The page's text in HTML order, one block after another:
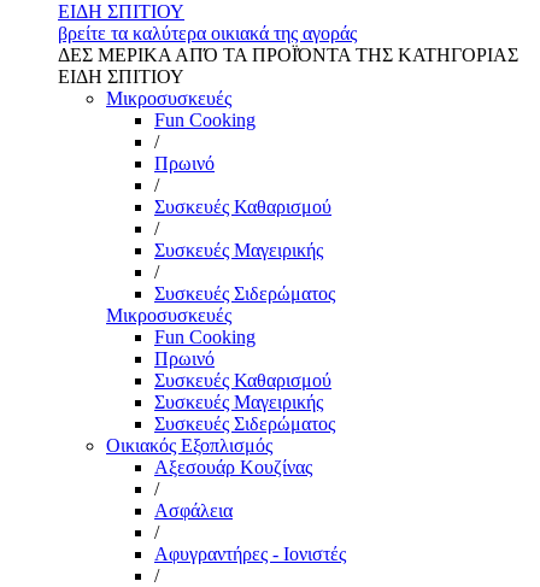
ΕΙΔΗ ΣΠΙΤΙΟΥ
βρείτε τα καλύτερα οικιακά της αγοράς
ΔΕΣ ΜΕΡΙΚΑ ΑΠΌ ΤΑ ΠΡΟΪΌΝΤΑ ΤΗΣ ΚΑΤΗΓΟΡΙΑΣ
ΕΙΔΗ ΣΠΙΤΙΟΥ
Μικροσυσκευές
Fun Cooking
/
Πρωινό
/
Συσκευές Καθαρισμού
/
Συσκευές Μαγειρικής
/
Συσκευές Σιδερώματος
Μικροσυσκευές
Fun Cooking
Πρωινό
Συσκευές Καθαρισμού
Συσκευές Μαγειρικής
Συσκευές Σιδερώματος
Οικιακός Εξοπλισμός
Αξεσουάρ Κουζίνας
/
Ασφάλεια
/
Αφυγραντήρες - Ιονιστές
/